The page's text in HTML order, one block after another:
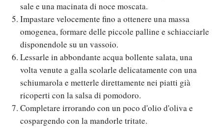
sale e una macinata di noce moscata.
Impastare velocemente fino a ottenere una massa
omogenea, formare delle piccole palline e schiacciarle
disponendole su un vassoio.
Lessarle in abbondante acqua bollente salata, una
volta venute a galla scolarle delicatamente con una
schiumarola e metterle direttamente nei piatti già
ricoperti con la salsa di pomodoro.
Completare irrorando con un poco d'olio d'oliva e
cospargendo con la mandorle tritate.